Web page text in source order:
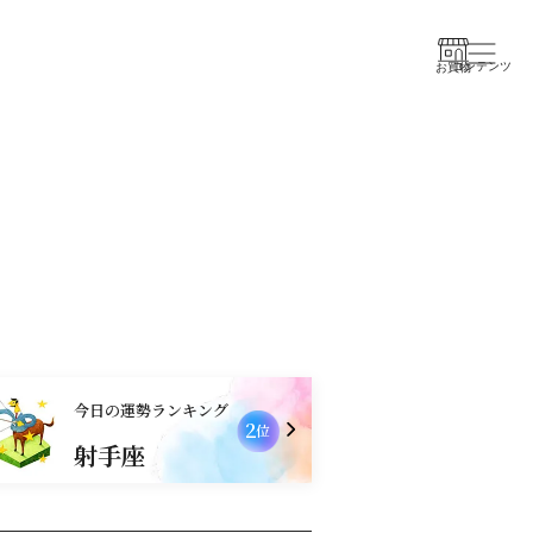
お買物コンテンツ
今日の運勢ランキング
射手座
双子座
3位